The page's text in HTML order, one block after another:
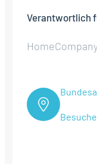
Verantwortlich